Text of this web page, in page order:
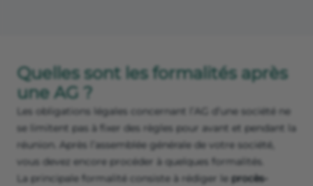
Quelles sont les formalités après
une AG ?
Les obligations légales concernant l’AG d’une société ne
se limitent pas à fixer des règles pour avant et pendant la
réunion. Après l’assemblée générale de votre société,
vous devez encore procéder à quelques formalités.
La principale formalité consiste à rédiger le procès-